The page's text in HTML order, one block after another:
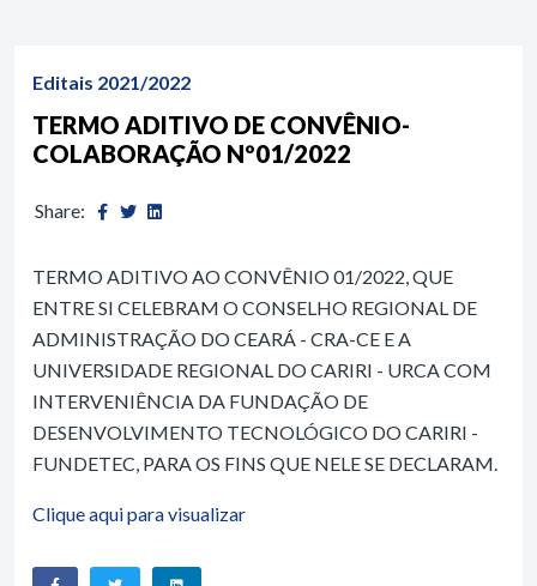
Editais 2021/2022
TERMO ADITIVO DE CONVÊNIO-
COLABORAÇÃO Nº01/2022
Share:
TERMO ADITIVO AO CONVÊNIO 01/2022, QUE
ENTRE SI CELEBRAM O CONSELHO REGIONAL DE
ADMINISTRAÇÃO DO CEARÁ - CRA-CE E A
UNIVERSIDADE REGIONAL DO CARIRI - URCA COM
INTERVENIÊNCIA DA FUNDAÇÃO DE
DESENVOLVIMENTO TECNOLÓGICO DO CARIRI -
FUNDETEC, PARA OS FINS QUE NELE SE DECLARAM.
Clique aqui para visualizar